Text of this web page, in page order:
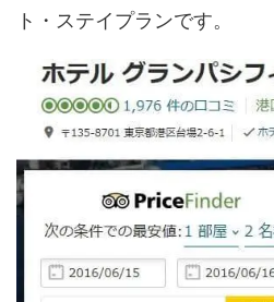
ト・ステイプランです。